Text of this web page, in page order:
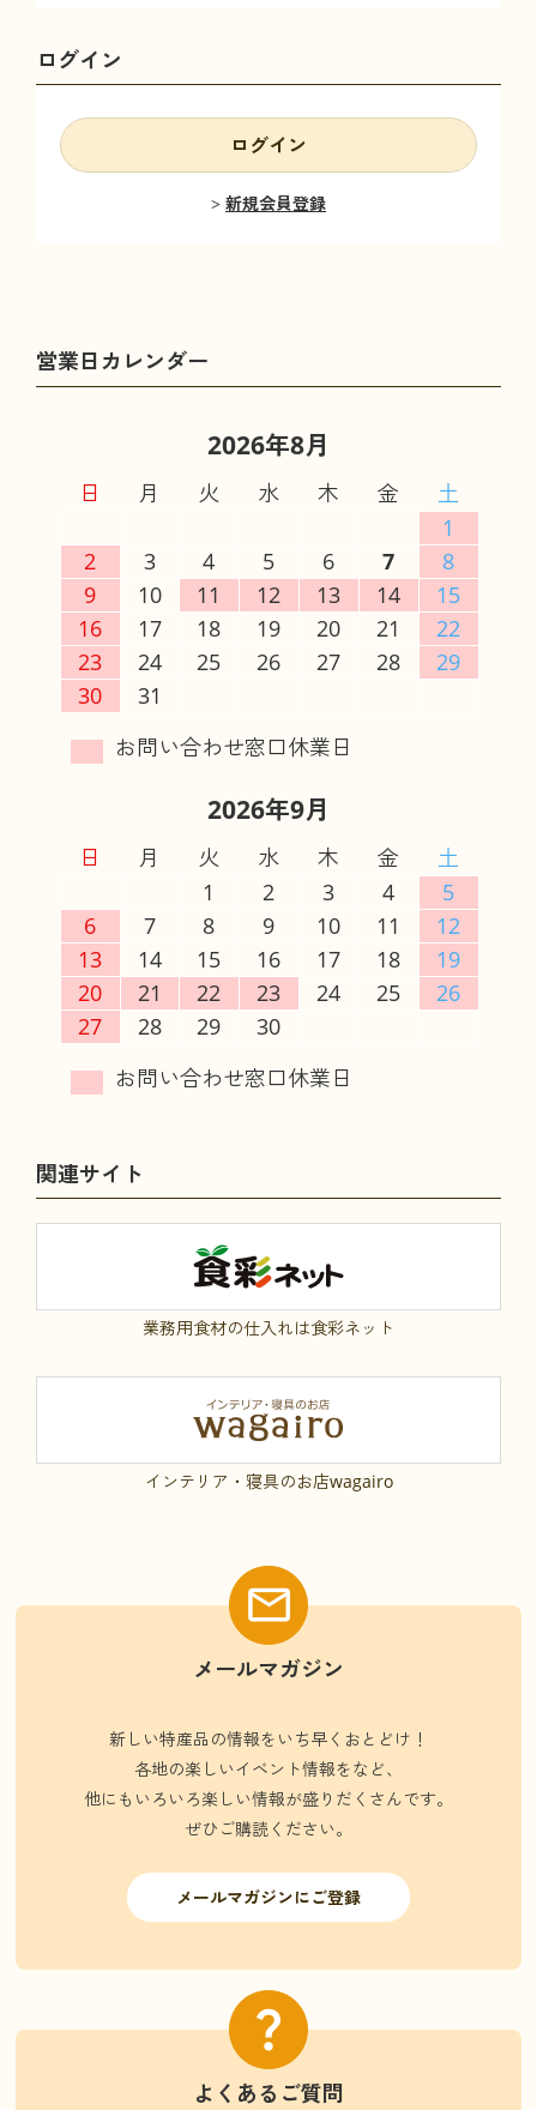
ログイン
ログイン
新規会員登録
2026年8月
日 月 火 水 木 金
土
1
2
3 4 5 6 7
8
9
10 11 12 13 14
15
16
17 18 19 20 21
22
23
24 25 26 27 28
29
30
31
2026年9月
日 月 火 水 木 金
土
1
2 3 4
5
6
7 8 9 10 11
12
13
14 15 16 17 18
19
20
21 22 23 24 25
26
27
28 29 30
関連サイト
業務用食材の仕入れは食彩ネット
インテリア・寝具のお店wagairo
メールマガジン
新しい特産品の情報をいち早くおとどけ！
各地の楽しいイベント情報をなど、
他にもいろいろ楽しい情報が盛りだくさんです。
ぜひご購読ください。
メールマガジンにご登録
よくあるご質問